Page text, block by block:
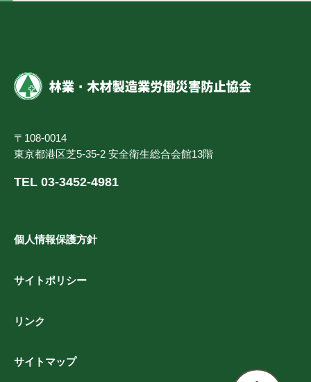
〒108-0014
東京都港区芝5-35-2 安全衛生総合会館13階
TEL 03-3452-4981
個人情報保護方針
サイトポリシー
リンク
サイトマップ